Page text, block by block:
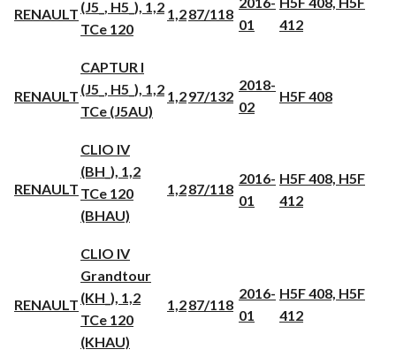
RENAULT (J5_, H5_), 1,2
TCe 120
1,287/118
01
412
RENAULT
CAPTUR I
(J5_, H5_), 1,2
TCe (J5AU)
1,297/132
2018-
02
H5F 408
RENAULT
CLIO IV
(BH_), 1,2
TCe 120
(BHAU)
1,287/118
2016-
01
H5F 408, H5F
412
RENAULT
CLIO IV
Grandtour
(KH_), 1,2
TCe 120
(KHAU)
1,287/118
2016-
01
H5F 408, H5F
412